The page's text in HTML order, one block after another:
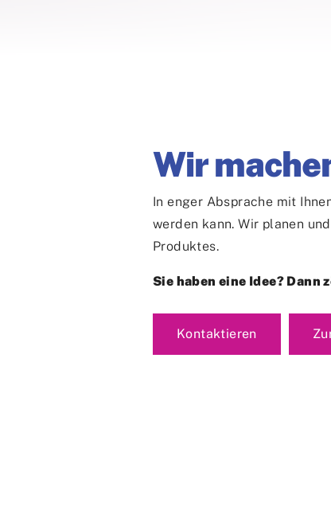
Wir
In enger Absprache mit
werden kann. Wir planen
Produktes.
Sie haben eine Idee?
Kontaktieren